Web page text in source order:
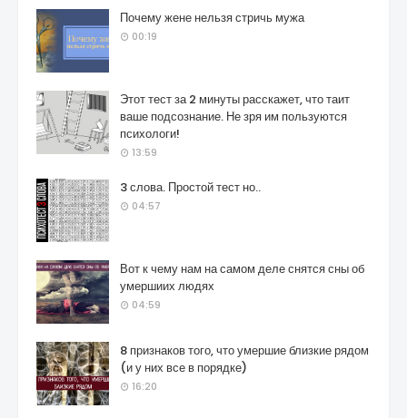
Почему жене нельзя стричь мужа
00:19
Этот тест за 2 минуты расскажет, что таит
ваше подсознание. Не зря им пользуются
психологи!
13:59
3 слова. Простой тест но..
04:57
Вот к чему нам на самом деле снятся сны об
умершиих людях
04:59
8 признаков того, что умершие близкие рядом
(и у них все в порядке)
16:20